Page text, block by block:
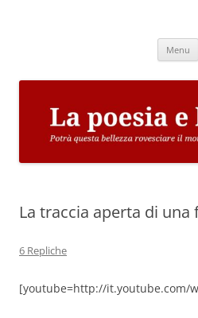
Menu
La traccia aperta di una
6 Repliche
[youtube=http://it.youtube.com/